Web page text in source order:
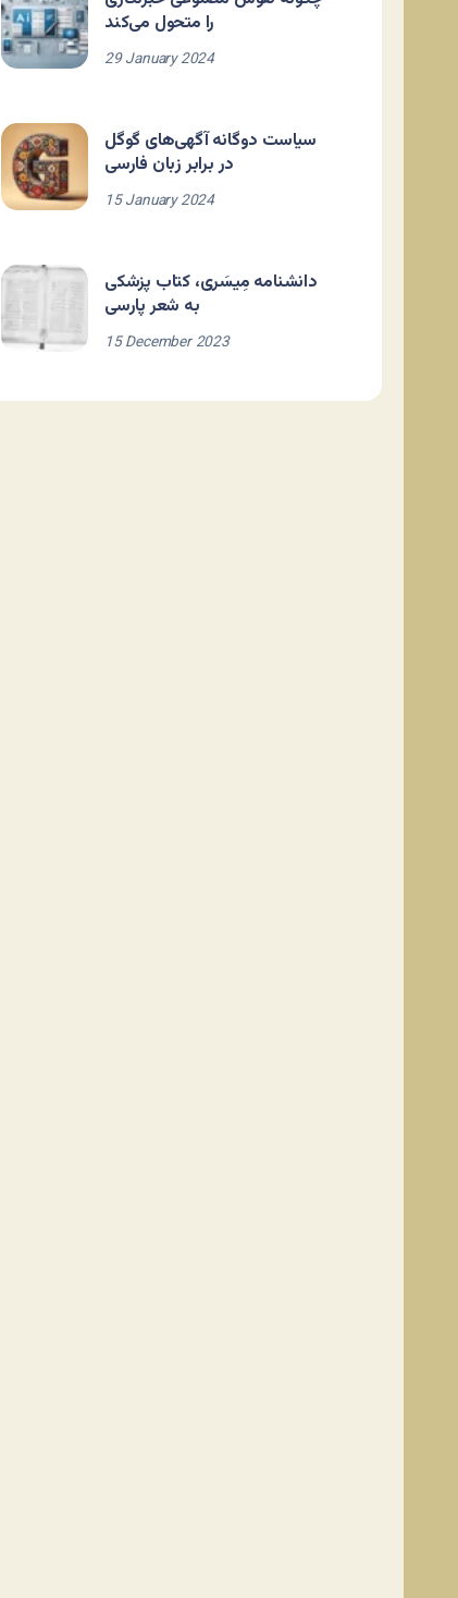
را متحول می‌کند
29 January 2024
سیاست دوگانه آگهی‌های گوگل
در برابر زبان فارسی
15 January 2024
دانشنامه مِیسَری، کتاب پزشکی
به شعر پارسی
15 December 2023